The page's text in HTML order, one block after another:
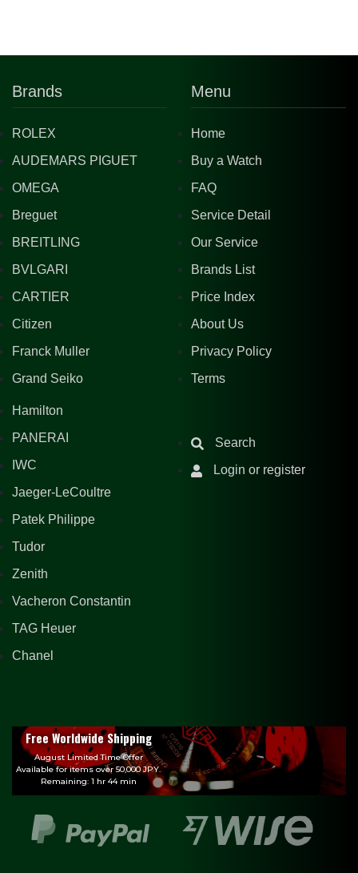
Brands
ROLEX
AUDEMARS PIGUET
OMEGA
Breguet
BREITLING
BVLGARI
CARTIER
Citizen
Franck Muller
Grand Seiko
Hamilton
PANERAI
IWC
Jaeger-LeCoultre
Patek Philippe
Tudor
Zenith
Vacheron Constantin
TAG Heuer
Chanel
Menu
Home
Buy a Watch
FAQ
Service Detail
Our Service
Brands List
Price Index
About Us
Privacy Policy
Terms
Search
Login or register
Free Worldwide Shipping
August Limited Time Offer
Available for items over 50,000 JPY.
Remaining: 1 hr 44 min